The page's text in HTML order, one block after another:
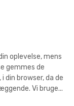
oplevelse, mens
gemmes de
din browser, da de
Vi bruge...